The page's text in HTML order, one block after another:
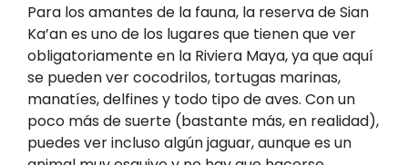
Para los amantes de la fauna, la reserva de Sian
Ka’an es uno de los lugares que tienen que ver
obligatoriamente en la Riviera Maya, ya que aquí
se pueden ver cocodrilos, tortugas marinas,
manatíes, delfines y todo tipo de aves. Con un
poco más de suerte (bastante más, en realidad),
puedes ver incluso algún jaguar, aunque es un